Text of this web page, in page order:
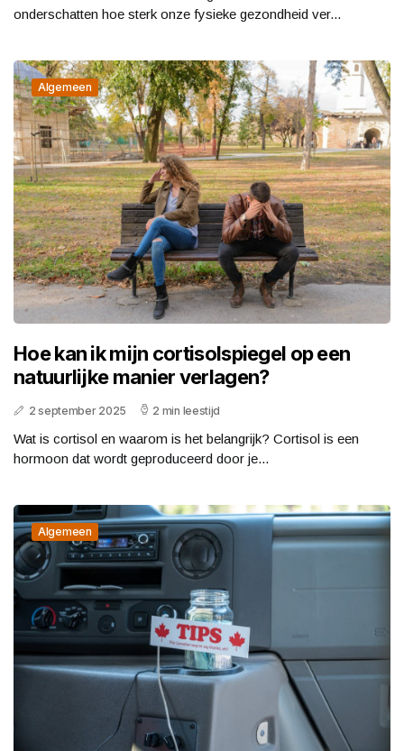
onderschatten hoe sterk onze fysieke gezondheid ver...
Algemeen
Hoe kan ik mijn cortisolspiegel op een
natuurlijke manier verlagen?
2 september 2025 2 min leestijd
Wat is cortisol en waarom is het belangrijk? Cortisol is een
hormoon dat wordt geproduceerd door je...
Algemeen